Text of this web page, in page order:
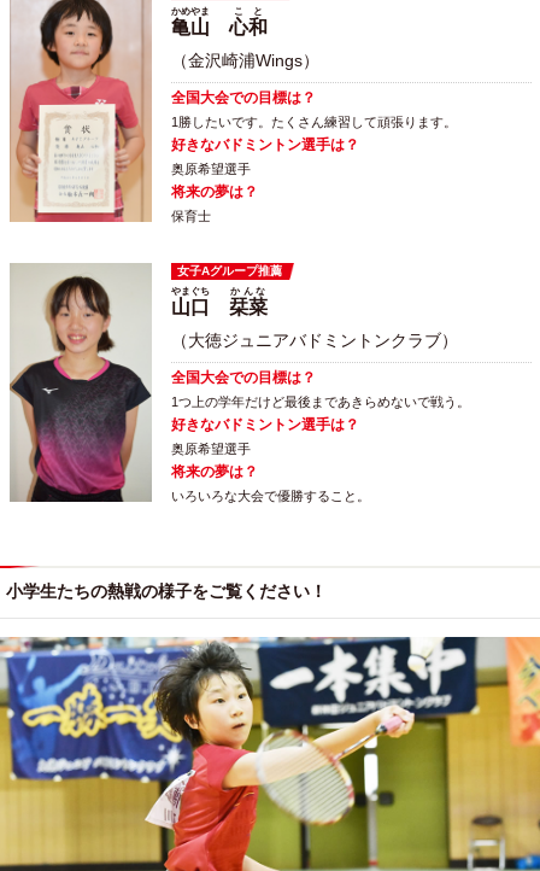
亀山
かめやま
心和
こと
（金沢崎浦Wings）
全国大会での目標は？
1勝したいです。たくさん練習して頑張ります。
好きなバドミントン選手は？
奥原希望選手
将来の夢は？
保育士
女子Aグループ推薦
山口
やまぐち
栞菜
かんな
（大徳ジュニアバドミントンクラブ）
全国大会での目標は？
1つ上の学年だけど最後まであきらめないで戦う。
好きなバドミントン選手は？
奥原希望選手
将来の夢は？
いろいろな大会で優勝すること。
小学生たちの熱戦の様子をご覧ください！